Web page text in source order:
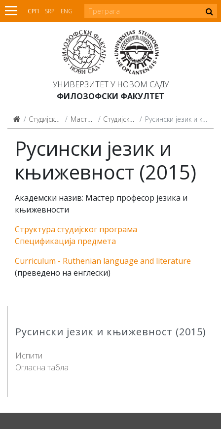
СРП SRP ENG
УНИВЕРЗИТЕТ У НОВОМ САДУ
ФИЛОЗОФСКИ ФАКУЛТЕТ
Студијски програми Мастер студије Студијски програми Русински језик и књижевност (2015)
Русински језик и књижевност (2015)
Испити
Огласна табла
Русински језик и
књижевност (2015)
Академски назив: Мастер професор језика и
књижевности
Структура студијског програма
Спецификација предмета
Curriculum - Ruthenian language and literature
(преведено на енглески)